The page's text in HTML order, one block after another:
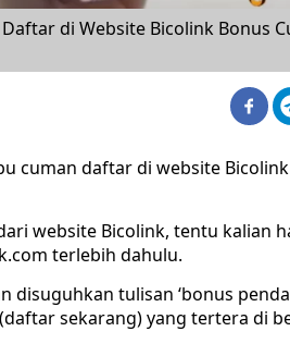
di Website Bicolink Bonus
cuman daftar di website
website Bicolink, tentu kalian
terlebih dahulu.
disuguhkan tulisan ‘bonus
sekarang) yang tertera di